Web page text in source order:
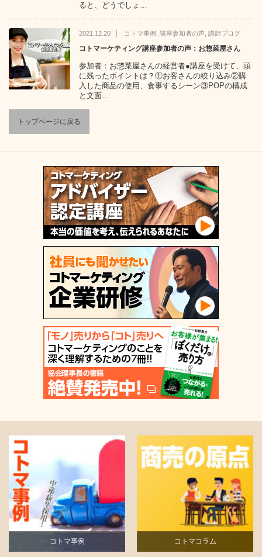
ると、どうでしょ…
2021.12.20 コトマ事例 講座参加者の声, 講師ブログ
コトマーケティング講座参加者の声：お惣菜屋さん
参加者：お惣菜屋さんの経営者●講座を受けて、頭
に残ったポイントは？①お客さんの絞り込み②購
入した商品の使用、食事するシーン③POPの構成
と文面…
トップページに戻る
コトマ事例 コトマコラム